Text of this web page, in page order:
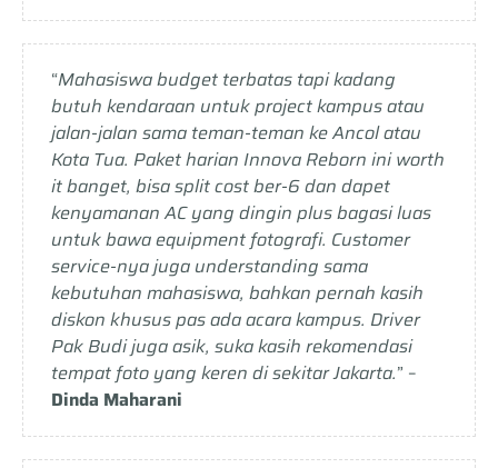
“Mahasiswa budget terbatas tapi kadang
butuh kendaraan untuk project kampus atau
jalan-jalan sama teman-teman ke Ancol atau
Kota Tua. Paket harian Innova Reborn ini worth
it banget, bisa split cost ber-6 dan dapet
kenyamanan AC yang dingin plus bagasi luas
untuk bawa equipment fotografi. Customer
service-nya juga understanding sama
kebutuhan mahasiswa, bahkan pernah kasih
diskon khusus pas ada acara kampus. Driver
Pak Budi juga asik, suka kasih rekomendasi
tempat foto yang keren di sekitar Jakarta.” –
Dinda Maharani